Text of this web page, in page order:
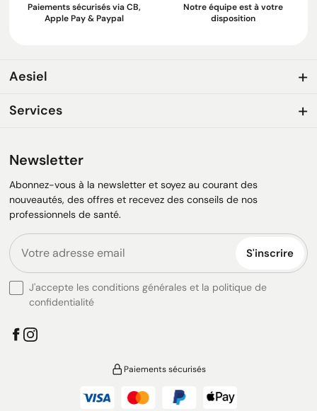
Paiements sécurisés via CB,
Apple Pay & Paypal
Notre équipe est à votre
disposition
Aesiel
Services
Newsletter
Abonnez-vous à la newsletter et soyez au courant des
nouveautés, des offres et recevez des conseils de nos
professionnels de santé.
S'inscrire
J'accepte les conditions générales et la politique de
confidentialité
Paiements sécurisés